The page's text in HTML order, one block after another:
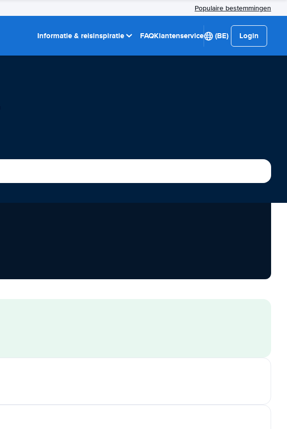
Populaire bestemmingen
Informatie & reisinspiratie FAQKlantenservice (BE) Login